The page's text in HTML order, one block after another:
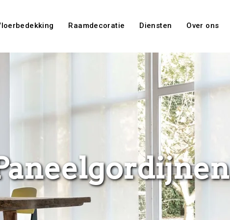
Raamdecoratie Diensten Over ons